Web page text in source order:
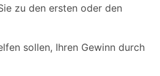
zu den ersten oder den
sollen, Ihren Gewinn durch